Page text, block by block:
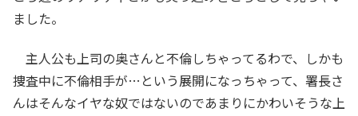
ました。
主人公も上司の奥さんと不倫しちゃってるわで、しかも
捜査中に不倫相手が…という展開になっちゃって、署長さ
んはそんなイヤな奴ではないのであまりにかわいそうな上